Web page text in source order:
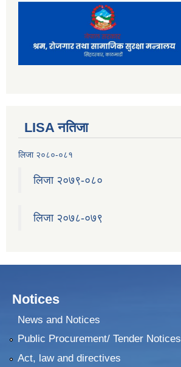
LISA नतिजा
लिजा २०८०-०८१
लिजा २०७९-०८०
लिजा २०७८-०७९
Notices
News and Notices
Public Procurement/ Tender Notices
Act, law and directives